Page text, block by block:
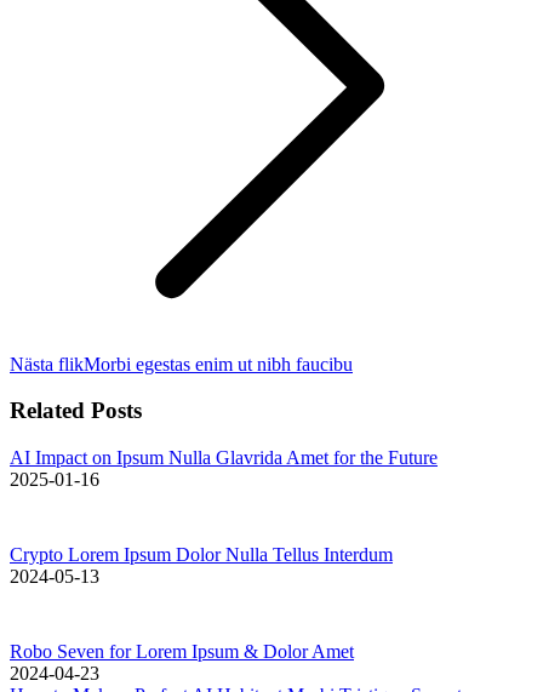
Nästa flikMorbi egestas enim ut nibh faucibu
Related Posts
AI Impact on Ipsum Nulla Glavrida Amet for the Future
2025-01-16
Crypto Lorem Ipsum Dolor Nulla Tellus Interdum
2024-05-13
Robo Seven for Lorem Ipsum & Dolor Amet
2024-04-23